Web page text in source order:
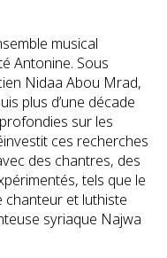
musical
Antonine. Sous
Nidaa Abou Mrad,
plus d’une décade
sur les
ces recherches
des chantres, des
tels que le
chanteur et luthiste
syriaque Najwa